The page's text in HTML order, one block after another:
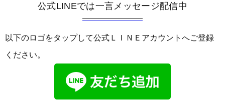
公式LINEでは一言メッセージ配信中
以下のロゴをタップして公式ＬＩＮＥアカウントへご登録
ください。